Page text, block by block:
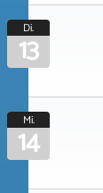
Di.
13
Mi.
14